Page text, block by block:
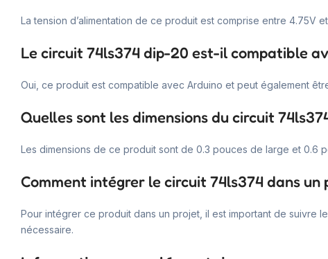
La tension d’alimentation de ce produit est comprise entre 4.75V et
Le circuit 74ls374 dip-20 est-il compatible
Oui, ce produit est compatible avec Arduino et peut également
Quelles sont les dimensions du circuit
Les dimensions de ce produit sont de 0.3 pouces de large et 0.6
Comment intégrer le circuit 74ls374 dans un
Pour intégrer ce produit dans un projet, il est important de suivre
nécessaire.